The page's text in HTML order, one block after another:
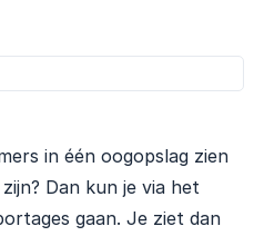
in één oogopslag zien
Dan kun je via het
gaan. Je ziet dan